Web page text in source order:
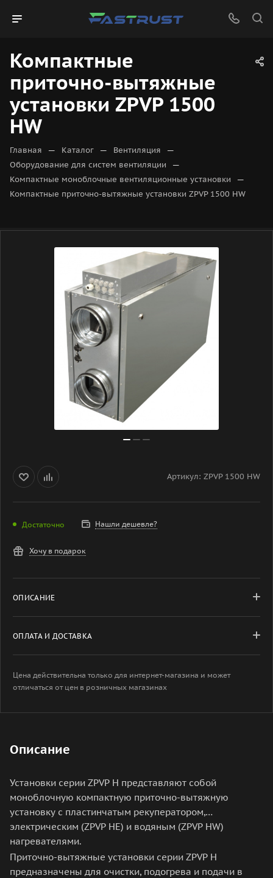
Компактные
приточно-вытяжные
установки ZPVP 1500
HW
Главная — Каталог — Вентиляция —
Оборудование для систем вентиляции —
Компактные моноблочные вентиляционные установки —
Компактные приточно-вытяжные установки ZPVP 1500 HW
Артикул: ZPVP 1500 HW
Достаточно Нашли дешевле?
Хочу в подарок
ОПИСАНИЕ
ОПЛАТА И ДОСТАВКА
Цена действительна только для интернет-магазина и может
отличаться от цен в розничных магазинах
Описание
Установки серии ZPVP H представляют собой
моноблочную компактную приточно-вытяжную
установку с пластинчатым рекуператором,
электрическим (ZPVP HE) и водяным (ZPVP HW)
нагревателями.
Приточно-вытяжные установки серии ZPVP H
предназначены для очистки, подогрева и подачи в